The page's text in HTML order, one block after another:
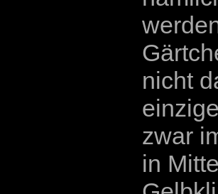
nicht
zwar
in